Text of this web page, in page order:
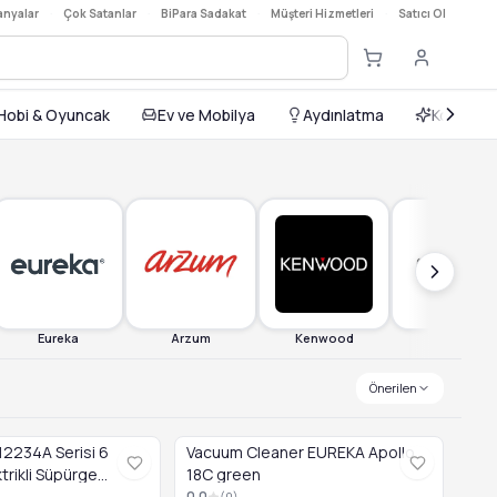
Çok Satanlar BiPara Sadakat Müşteri Hizmetleri Satıcı Ol
& Oyuncak Ev ve Mobilya Aydınlatma
Eureka Arzum Kenwood
Önerilen
Serisi 6
Süpürge
Vacuum Cleaner EUREKA Apollo
18C green